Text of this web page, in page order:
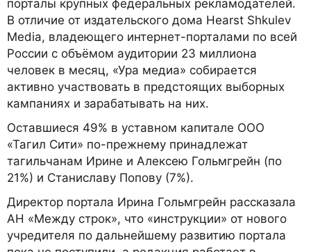
порталы крупных федеральных рекламодателей.
В отличие от издательского дома Hearst Shkulev
Media, владеющего интернет-порталами по всей
России с объёмом аудитории 23 миллиона
человек в месяц, «Ура медиа» собирается
активно участвовать в предстоящих выборных
кампаниях и зарабатывать на них.
Оставшиеся 49% в уставном капитале ООО
«Тагил Сити» по-прежнему принадлежат
тагильчанам Ирине и Алексею Гольмгрейн (по
21%) и Станиславу Попову (7%).
Директор портала Ирина Гольмгрейн рассказала
АН «Между строк», что «инструкции» от нового
учредителя по дальнейшему развитию портала